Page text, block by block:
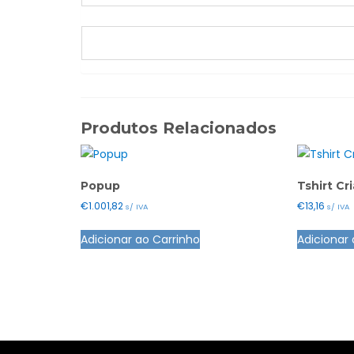
Produtos Relacionados
Popup
€1.001,82 s/ IVA
Adicionar ao Carrinho
Tshirt
€13,16 s/ IVA
Adicionar